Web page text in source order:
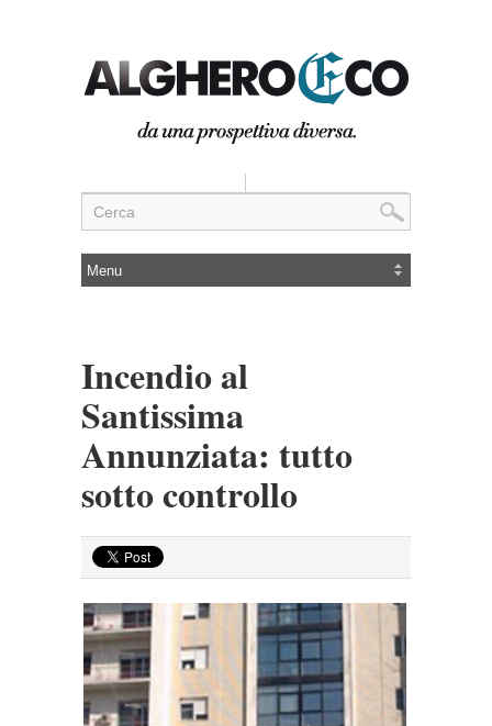
Incendio al
Santissima
Annunziata: tutto
sotto controllo